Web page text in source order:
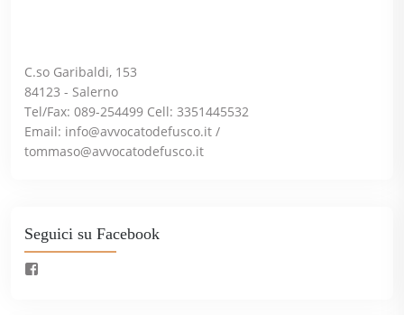
C.so Garibaldi, 153
84123 - Salerno
Tel/Fax: 089-254499 Cell: 3351445532
Email: info@avvocatodefusco.it /
tommaso@avvocatodefusco.it
Seguici su Facebook